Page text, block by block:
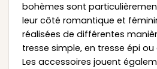
bohèmes sont
leur côté romantique et
réalisées de différentes
tresse simple, en tresse épi
Les accessoires jouent